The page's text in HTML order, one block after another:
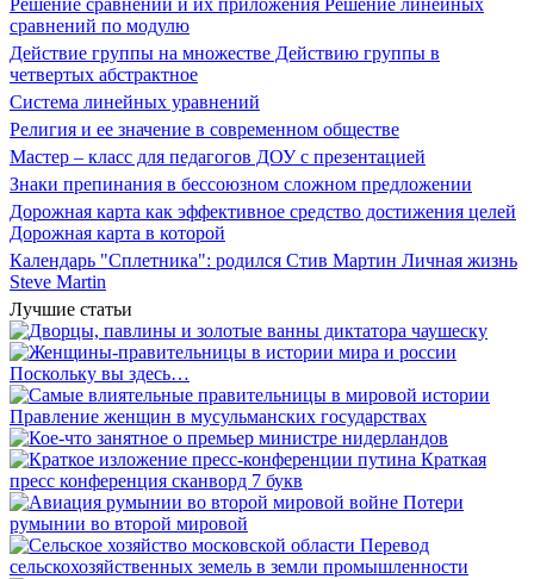
Решение сравнений и их приложения Решение линейных
сравнений по модулю
Действие группы на множестве Действию группы в
четвертых абстрактное
Система линейных уравнений
Религия и ее значение в современном обществе
Мастер – класс для педагогов ДОУ с презентацией
Знаки препинания в бессоюзном сложном предложении
Дорожная карта как эффективное средство достижения целей
Дорожная карта в которой
Календарь "Сплетника": родился Стив Мартин Личная жизнь
Steve Martin
Лучшие статьи